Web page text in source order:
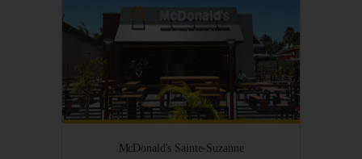
McDonald's Sainte-Suzanne